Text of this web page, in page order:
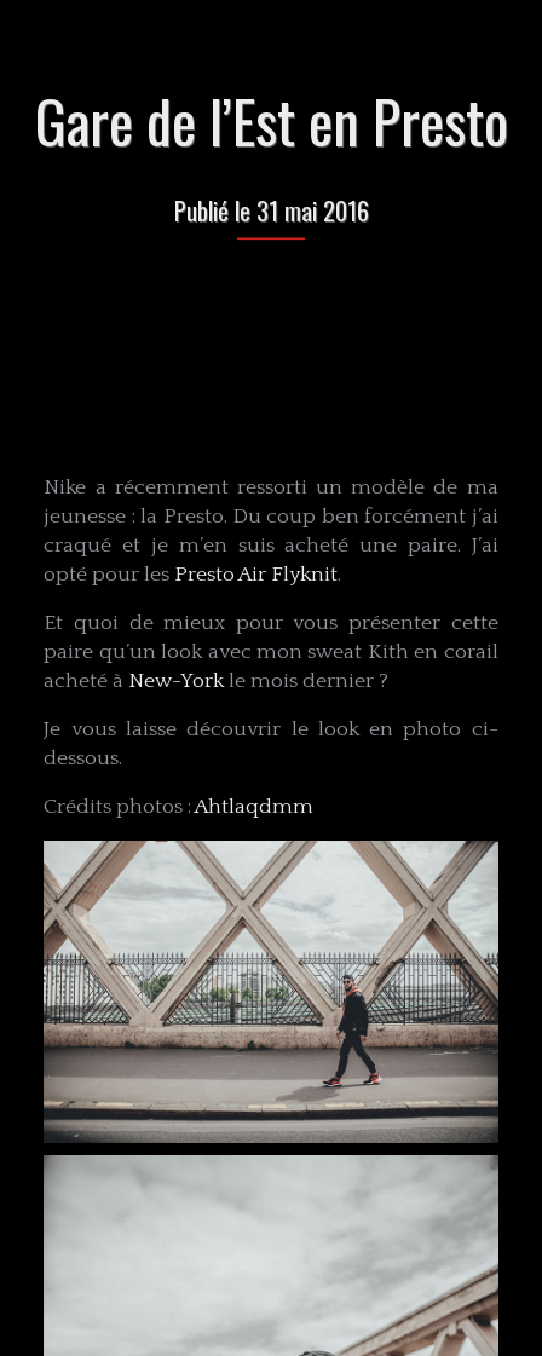
Gare de l’Est en Presto
Publié le 31 mai 2016
Nike a récemment ressorti un modèle de ma
jeunesse : la Presto. Du coup ben forcément j’ai
craqué et je m’en suis acheté une paire. J’ai
opté pour les Presto Air Flyknit.
Et quoi de mieux pour vous présenter cette
paire qu’un look avec mon sweat Kith en corail
acheté à New-Yorkle mois dernier ?
Je vous laisse découvrir le look en photo ci-
dessous.
Crédits photos :Ahtlaqdmm